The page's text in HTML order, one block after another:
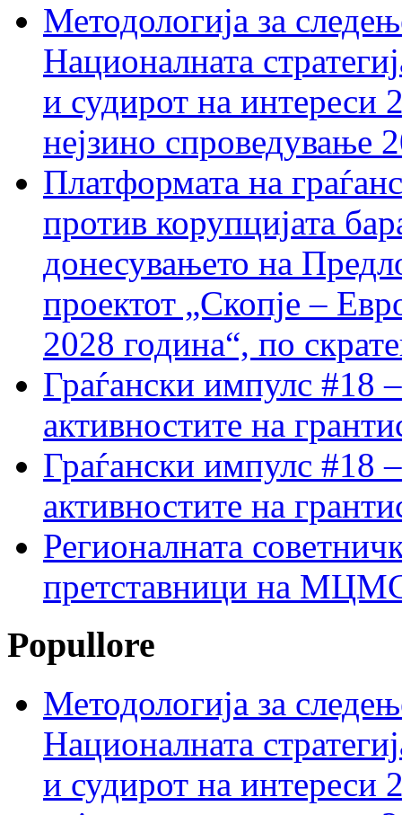
Методологија за
Националната
и судирот на интереси
нејзино спроведување
Платформата на
против корупцијата
донесувањето на
проектот „Скопје –
2028 година“, по
Граѓански импулс #18
активностите на
Граѓански импулс #18
активностите на
Регионалната
претставници на МЦМС
Popullore
Методологија за
Националната
и судирот на интереси